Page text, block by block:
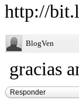
http://
BlogVen
gracias
Responder